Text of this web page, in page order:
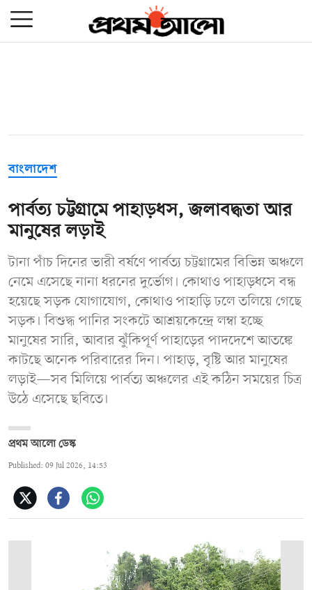
বাংলাদেশ
পার্বত্য চট্টগ্রামে পাহাড়ধস, জলাবদ্ধতা আর
মানুষের লড়াই
টানা পাঁচ দিনের ভারী বর্ষণে পার্বত্য চট্টগ্রামের বিভিন্ন অঞ্চলে
নেমে এসেছে নানা ধরনের দুর্ভোগ। কোথাও পাহাড়ধসে বন্ধ
হয়েছে সড়ক যোগাযোগ, কোথাও পাহাড়ি ঢলে তলিয়ে গেছে
সড়ক। বিশুদ্ধ পানির সংকটে আশ্রয়কেন্দ্রে লম্বা হচ্ছে
মানুষের সারি, আবার ঝুঁকিপূর্ণ পাহাড়ের পাদদেশে আতঙ্কে
কাটছে অনেক পরিবারের দিন। পাহাড়, বৃষ্টি আর মানুষের
লড়াই—সব মিলিয়ে পার্বত্য অঞ্চলের এই কঠিন সময়ের চিত্র
উঠে এসেছে ছবিতে।
প্রথম আলো ডেস্ক
Published: 09 Jul 2026, 14:53